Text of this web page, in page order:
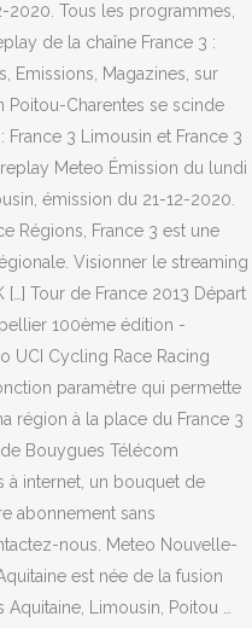
Tous les programmes,
de la chaîne France 3 :
Emissions, Magazines, sur
Poitou-Charentes se scinde
3 Limousin et France 3
Meteo Émission du lundi
émission du 21-12-2020.
Régions, France 3 est une
Visionner le streaming
[…] Tour de France 2013 Départ
100ème édition -
UCI Cycling Race Racing
paramètre qui permette
région à la place du France 3
Bouygues Télécom
à internet, un bouquet de
abonnement sans
nous. Meteo Nouvelle-
est née de la fusion
Limousin, Poitou …